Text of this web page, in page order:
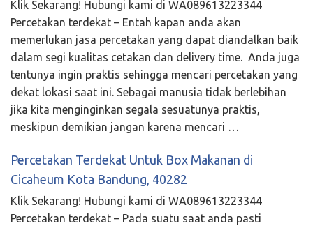
Klik Sekarang! Hubungi kami di WA089613223344
Percetakan terdekat – Entah kapan anda akan
memerlukan jasa percetakan yang dapat diandalkan baik
dalam segi kualitas cetakan dan delivery time. Anda juga
tentunya ingin praktis sehingga mencari percetakan yang
dekat lokasi saat ini. Sebagai manusia tidak berlebihan
jika kita menginginkan segala sesuatunya praktis,
meskipun demikian jangan karena mencari …
Percetakan Terdekat Untuk Box Makanan di
Cicaheum Kota Bandung, 40282
Klik Sekarang! Hubungi kami di WA089613223344
Percetakan terdekat – Pada suatu saat anda pasti